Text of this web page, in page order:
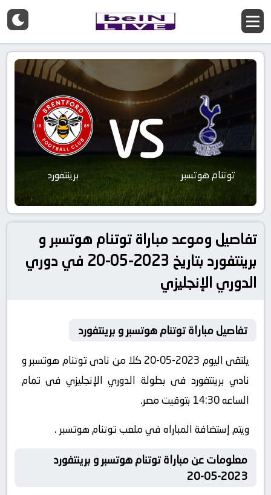
توتنام هوتسبر VS برينتفورد
تفاصيل وموعد مباراة توتنام هوتسبر و
برينتفورد بتاريخ 2023-05-20 في دوري
الدوري الإنجليزي
تفاصيل مباراة توتنام هوتسبر و برينتفورد
يلتقى اليوم 2023-05-20 كلا من نادى توتنام هوتسبر و
نادي برينتفورد فى بطولة الدوري الإنجليزي فى تمام
الساعه 14:30 بتوقيت مصر.
ويتم إستضافة المباراه في ملعب توتنام هوتسبر .
معلومات عن مباراة توتنام هوتسبر و برينتفورد
2023-05-20